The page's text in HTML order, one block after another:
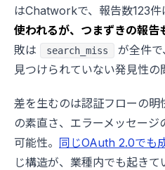
はChatworkで、報告数123
使われるが、つまずきの報告
敗は
search_miss
が全件
見つけられていない発見性の
差を生むのは認証フローの
の素直さ、エラーメッセー
可能性。 同じOAuth 2.0でも
じ構造が、業種内でも起きて